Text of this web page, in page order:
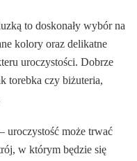
to doskonały wybór na
kolory oraz delikatne
uroczystości. Dobrze
torebka czy biżuteria,
uroczystość może trwać
w którym będzie się